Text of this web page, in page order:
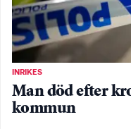
INRIKES
Man död efter
kommun